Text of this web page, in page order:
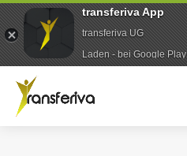
transferiva App
transferiva UG
Laden - bei Google Play